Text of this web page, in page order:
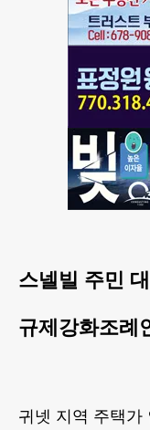
스넬빌 주민
규제강화조례
귀넷 지역 주택가